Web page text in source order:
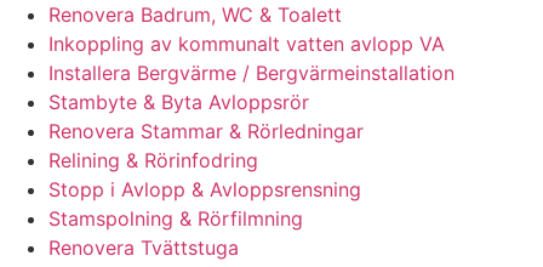
Renovera Badrum, WC & Toalett
Inkoppling av kommunalt vatten avlopp VA
Installera Bergvärme / Bergvärmeinstallation
Stambyte & Byta Avloppsrör
Renovera Stammar & Rörledningar
Relining & Rörinfodring
Stopp i Avlopp & Avloppsrensning
Stamspolning & Rörfilmning
Renovera Tvättstuga